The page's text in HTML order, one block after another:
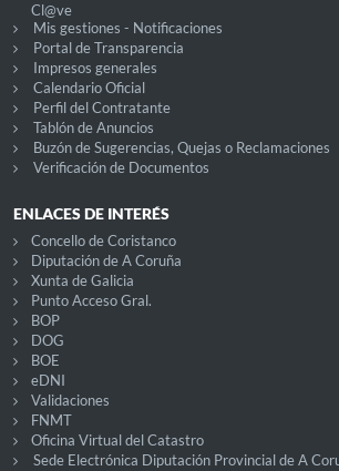
Cl@ve
Mis gestiones - Notificaciones
Portal de Transparencia
Impresos generales
Calendario Oficial
Perfil del Contratante
Tablón de Anuncios
Buzón de Sugerencias, Quejas o Reclamaciones
Verificación de Documentos
ENLACES DE INTERÉS
Concello de Coristanco
Diputación de A Coruña
Xunta de Galicia
Punto Acceso Gral.
BOP
DOG
BOE
eDNI
Validaciones
FNMT
Oficina Virtual del Catastro
Sede Electrónica Diputación Provincial de A